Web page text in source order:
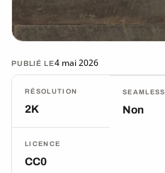
PUBLIÉ LE4 mai 2026
RÉSOLUTION
2K
SEAMLESS
Non
LICENCE
CC0